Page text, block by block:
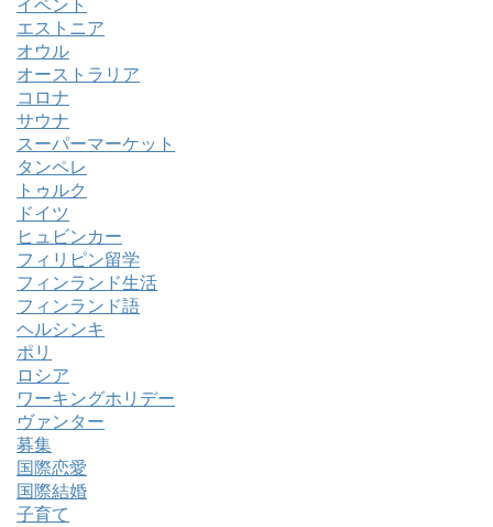
イベント
エストニア
オウル
オーストラリア
コロナ
サウナ
スーパーマーケット
タンペレ
トゥルク
ドイツ
ヒュビンカー
フィリピン留学
フィンランド生活
フィンランド語
ヘルシンキ
ポリ
ロシア
ワーキングホリデー
ヴァンター
募集
国際恋愛
国際結婚
子育て